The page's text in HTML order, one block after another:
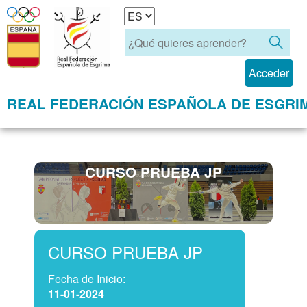
Acceder
REAL FEDERACIÓN ESPAÑOLA DE
CURSO PRUEBA JP
CURSO PRUEBA JP
Fecha de Inicio:
11-01-2024